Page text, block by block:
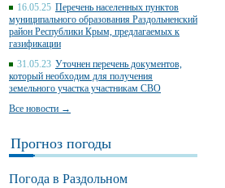
16.05.25 Перечень населенных пунктов
муниципального образования Раздольненский
район Республики Крым, предлагаемых к
газификации
31.05.23 Уточнен перечень документов,
который необходим для получения
земельного участка участникам СВО
Все новости →
Прогноз погоды
Погода в Раздольном